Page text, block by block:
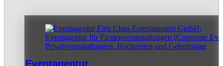
Eventagentur